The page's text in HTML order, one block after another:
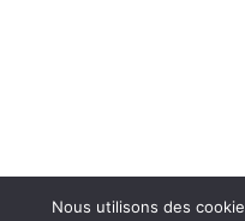
Nous utilisons des